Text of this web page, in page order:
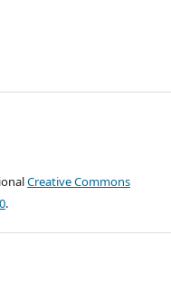
Creative Commons
.